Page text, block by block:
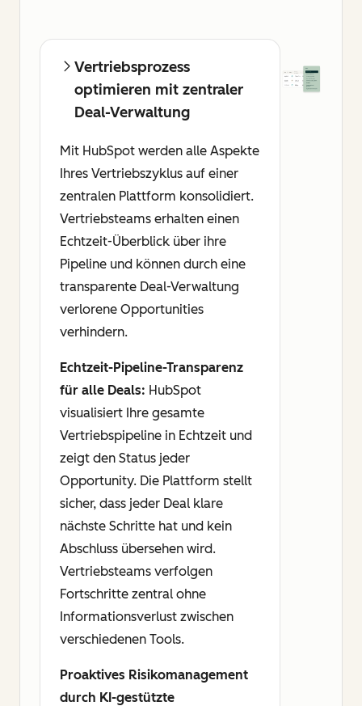
Vertriebsprozess
optimieren mit zentraler
Deal-Verwaltung
Mit HubSpot werden alle Aspekte
Ihres Vertriebszyklus auf einer
zentralen Plattform konsolidiert.
Vertriebsteams erhalten einen
Echtzeit-Überblick über ihre
Pipeline und können durch eine
transparente Deal-Verwaltung
verlorene Opportunities
verhindern.
Echtzeit-Pipeline-Transparenz
für alle Deals: HubSpot
visualisiert Ihre gesamte
Vertriebspipeline in Echtzeit und
zeigt den Status jeder
Opportunity. Die Plattform stellt
sicher, dass jeder Deal klare
nächste Schritte hat und kein
Abschluss übersehen wird.
Vertriebsteams verfolgen
Fortschritte zentral ohne
Informationsverlust zwischen
verschiedenen Tools.
Proaktives Risikomanagement
durch KI-gestützte